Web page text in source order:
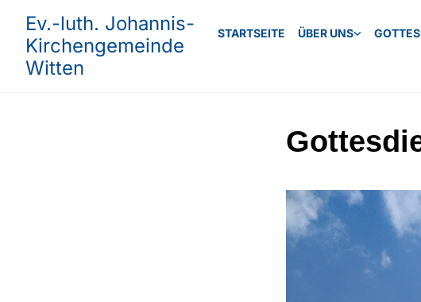
Ev.-luth. Johannis-
Kirchengemeinde
Witten
STARTSEITE ÜBER UNS